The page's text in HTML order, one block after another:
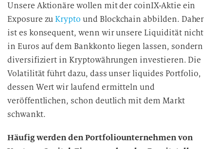
e
D
a
t
e
n
r
a
b
Unsere Aktionäre wollen mit der coinIX-Aktie ein
Exposure zuKrypto und Blockchain abbilden. Daher
ist es konsequent, wenn wir unsere Liquidität nicht
in Euros auf dem Bankkonto liegen lassen, sondern
diversifiziert in Kryptowährungen investieren. Die
Volatilität führt dazu, dass unser liquides Portfolio,
dessen Wert wir laufend ermitteln und
veröffentlichen, schon deutlich mit dem Markt
schwankt.
Häufig werden den Portfoliounternehmen von